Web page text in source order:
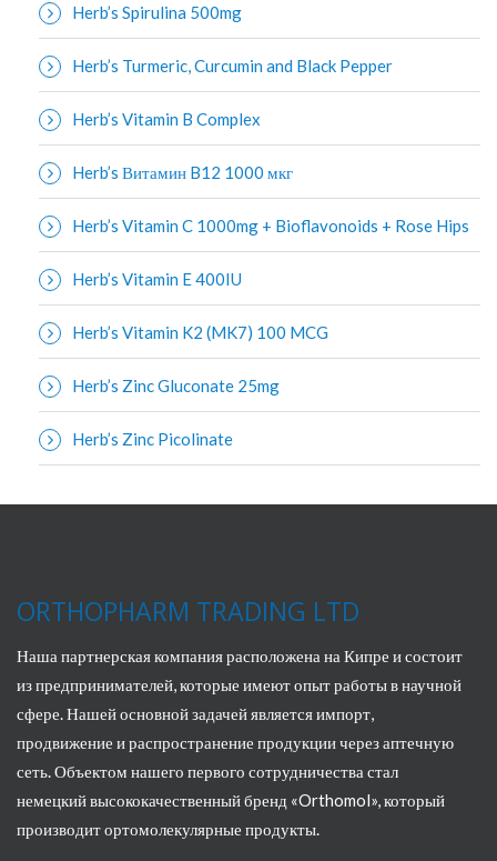
Herb’s Spirulina 500mg
Herb’s Turmeric, Curcumin and Black Pepper
Herb’s Vitamin B Complex
Herb’s Витамин B12 1000 мкг
Herb’s Vitamin C 1000mg + Bioflavonoids + Rose Hips
Herb’s Vitamin E 400IU
Herb’s Vitamin K2 (MK7) 100 MCG
Herb’s Zinc Gluconate 25mg
Herb’s Zinc Picolinate
ORTHOPHARM TRADING LTD
Наша партнерская компания расположена на Кипре и состоит
из предпринимателей, которые имеют опыт работы в научной
сфере. Нашей основной задачей является импорт,
продвижение и распространение продукции через аптечную
сеть. Объектом нашего первого сотрудничества стал
немецкий высококачественный бренд «Orthomol», который
производит ортомолекулярные продукты.